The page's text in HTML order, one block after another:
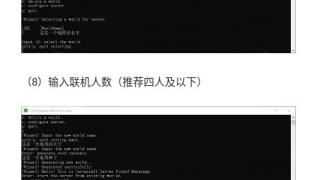
（8）输入联机人数（推荐四人及以下）